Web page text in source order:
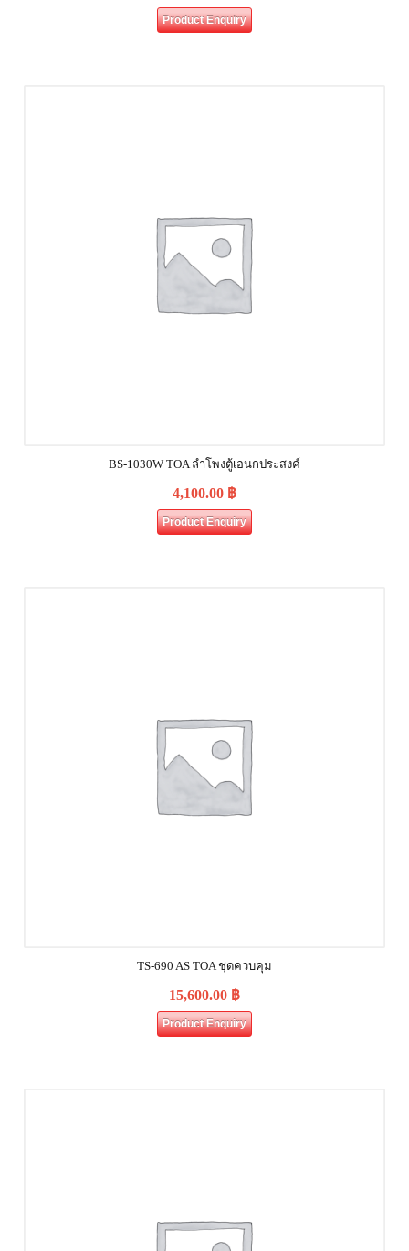
Product Enquiry
BS-1030W TOA ลำโพงตู้เอนกประสงค์
4,100.00 ฿
Product Enquiry
TS-690 AS TOA ชุดควบคุม
15,600.00 ฿
Product Enquiry